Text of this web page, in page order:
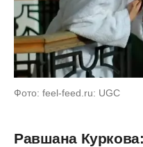
Фото: feel-feed.ru: UGC
Равшана